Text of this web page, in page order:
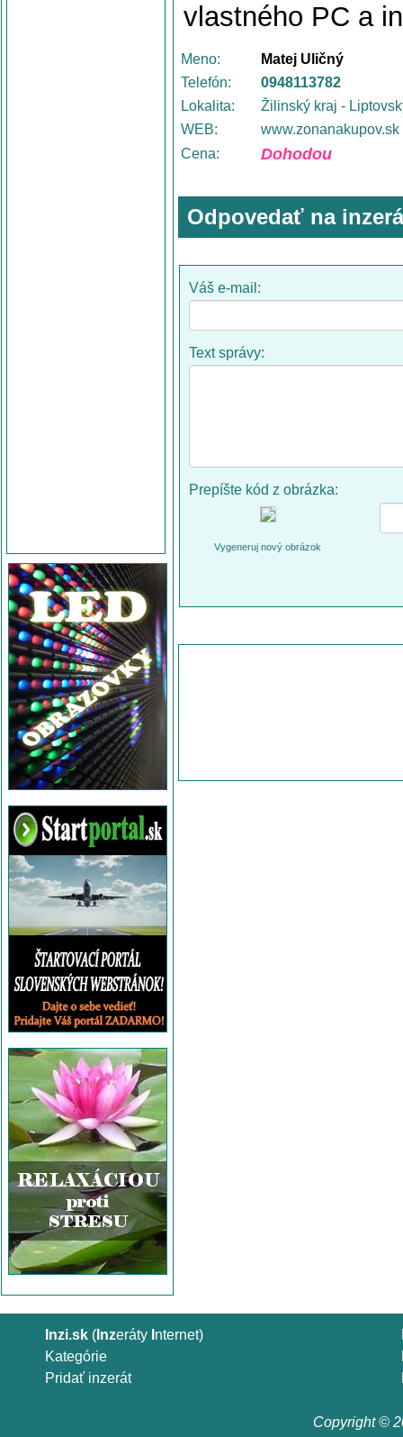
vlastného PC a
Meno:
Matej Uličný
Telefón:
0948113782
Lokalita:
Žilinský kraj -
WEB:
www.zonanakupov.sk
Cena:
Dohodou
Odpovedať na
Váš e-mail:
Text správy:
Prepíšte kód z obrázka:
Vygeneruj nový obrázok
Inzi.sk ( Inzeráty nternet)
Kategórie
Pridať inzerát
Copyright ©